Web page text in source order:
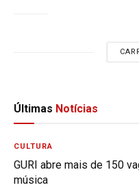
Últimas Notícias
CULTURA
GURI abre mais de 150
música